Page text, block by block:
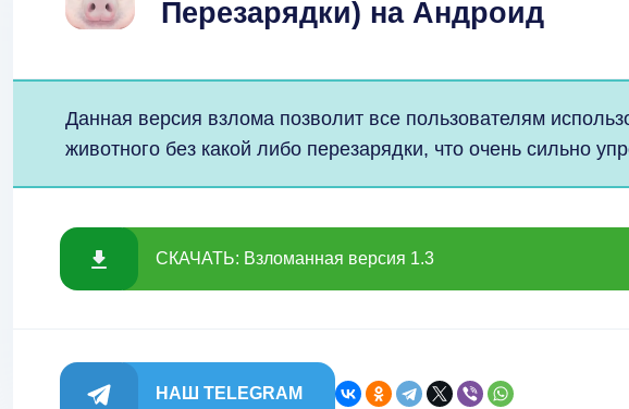
Перезарядки) на Андроид
Данная версия взлома позволит все пользователям
животного без какой либо перезарядки, что очень сильно
СКАЧАТЬ: Взломанная версия 1.3
НАШ TELEGRAM